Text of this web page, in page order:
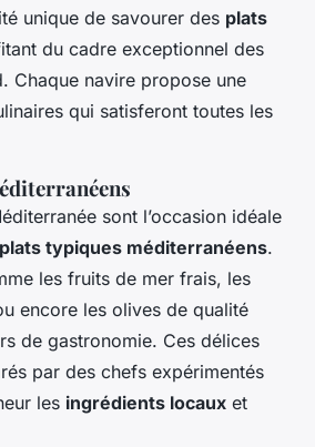
unique de savourer des plats
du cadre exceptionnel des
Chaque navire propose une
qui satisferont toutes les
sont l’occasion idéale
plats typiques méditerranéens.
les fruits de mer frais, les
encore les olives de qualité
de gastronomie. Ces délices
par des chefs expérimentés
les ingrédients locaux et